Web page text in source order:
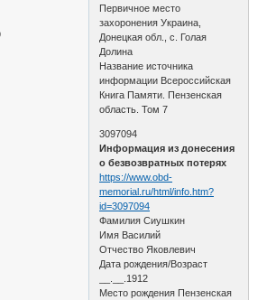
Первичное место
захоронения Украина,
Донецкая обл., с. Голая
Долина
Название источника
информации Всероссийская
Книга Памяти. Пензенская
область. Том 7
3097094
Информация из донесения
о безвозвратных потерях
https://www.obd-
memorial.ru/html/info.htm?
id=3097094
Фамилия Сиушкин
Имя Василий
Отчество Яковлевич
Дата рождения/Возраст
__.__.1912
Место рождения Пензенская